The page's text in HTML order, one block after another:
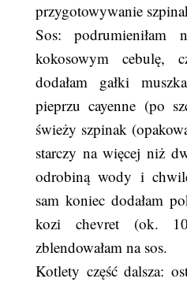
przygotowywanie
Sos:
kokosowym cebulę,
dodałam gałki
pieprzu cayenne (po
świeży szpinak
starczy na więcej niż
odrobiną wody i
sam koniec dodałam
kozi chevret (ok.
zblendowałam na sos.
Kotlety część dalsza: